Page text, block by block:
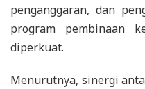
penganggaran, dan
program pembinaan
diperkuat.
Menurutnya, sinergi